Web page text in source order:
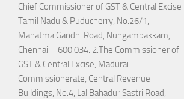
Chief Commissioner of GST & Central Excise
Tamil Nadu & Puducherry, No.26/1,
Mahatma Gandhi Road, Nungambakkam,
Chennai – 600 034. 2.The Commissioner of
GST & Central Excise, Madurai
Commissionerate, Central Revenue
Buildings, No.4, Lal Bahadur Sastri Road,